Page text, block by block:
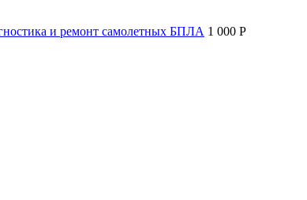
и ремонт самолетных БПЛА 1 000 P